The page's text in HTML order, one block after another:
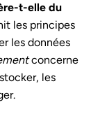
t-elle du
les principes
les données
concerne
les